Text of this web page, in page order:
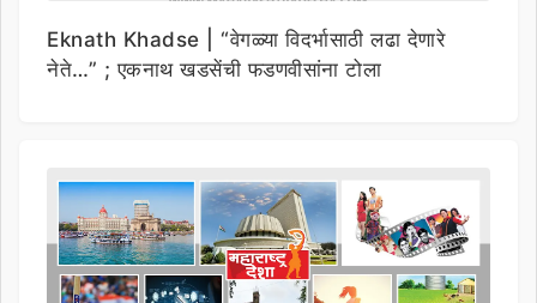
Eknath Khadse | “वेगळ्या विदर्भासाठी लढा देणारे
नेते…” ; एकनाथ खडसेंची फडणवीसांना टोला